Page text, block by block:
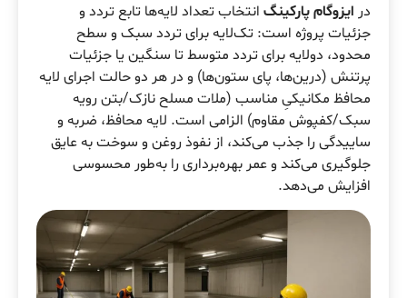
در ایزوگام پارکینگ انتخاب تعداد لایه‌ها تابع تردد و
جزئیات پروژه است: تک‌لایه برای تردد سبک و سطح
محدود، دو‌لایه برای تردد متوسط تا سنگین یا جزئیات
پرتنش (درین‌ها، پای ستون‌ها) و در هر دو حالت اجرای لایه
محافظ مکانیکیِ مناسب (ملات مسلح نازک/بتن رویه
سبک/کفپوش مقاوم) الزامی است. لایه محافظ، ضربه و
ساییدگی را جذب می‌کند، از نفوذ روغن و سوخت به عایق
جلوگیری می‌کند و عمر بهره‌برداری را به‌طور محسوسی
افزایش می‌دهد.